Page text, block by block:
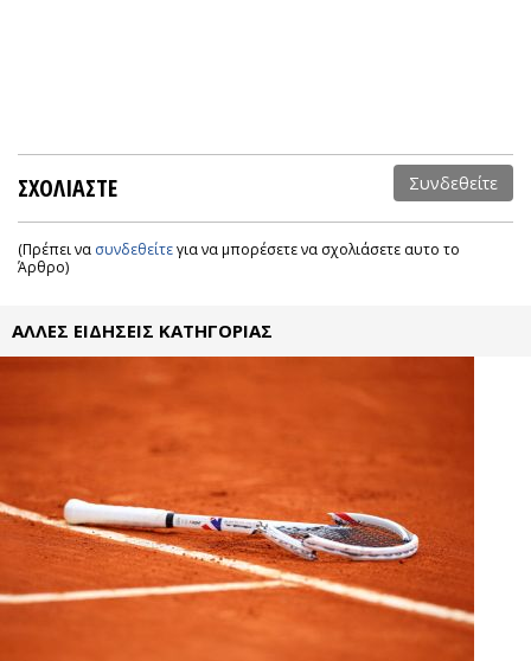
ΣΧΟΛΙΑΣΤΕ Συνδεθείτε
(Πρέπει να συνδεθείτεγια να μπορέσετε να σχολιάσετε αυτο το
Άρθρο)
ΑΛΛΕΣ ΕΙΔΗΣΕΙΣ ΚΑΤΗΓΟΡΙΑΣ